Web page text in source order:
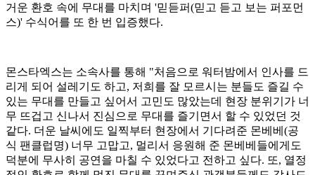
거운 환호 속에 무대를 마치며 '믿듣퍼(믿고 듣고 보는 퍼포먼
스)' 수식어를 또 한 번 입증했다.
몬스타엑스는 소속사를 통해 "처음으로 워터밤에서 인사를 드
리게 되어 설레기도 하고, 저희를 잘 모르시는 분들도 즐길 수
있는 무대를 만들고 싶어서 고민도 많았는데 현장 분위기가 너
무 뜨겁고 신나서 진심으로 무대를 즐기면서 할 수 있었던 것
같다. 더운 날씨에도 일찍부터 현장에서 기다려준 몬베베(공
식 팬클럽명) 너무 고맙고, 멀리서 응원해 준 몬베베들에게도
덕분에 무사히 공연을 마칠 수 있었다고 전하고 싶다. 또, 열정